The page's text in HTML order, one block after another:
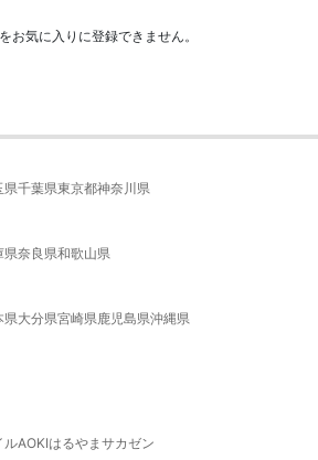
気に入りに登録できません。
県千葉県東京都神奈川県
県奈良県和歌山県
県大分県宮崎県鹿児島県沖縄県
ルAOKIはるやま サカゼン